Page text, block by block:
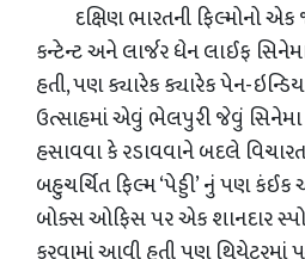
દક્ષિણ ભારતની ફિલ્મોનો એક
કન્ટેન્ટ અને લાર્જર ધેન લાઈફ
હતી, પણ ક્યારેક ક્યારેક પેન-
ઉત્સાહમાં એવું ભેલપુરી જેવું સિનેમા
હસાવવા કે રડાવવાને બદલે
બહુચર્ચિત ફિલ્મ ‘પેડ્ડી’ નું પણ
બોક્સ ઓફિસ પર એક શાનદાર